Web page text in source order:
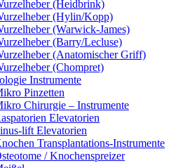
(Heidbrink)
(Hylin/Kopp)
(Warwick-James)
(Barry/Lecluse)
(Anatomischer Griff)
(Chompret)
Instrumente
Pinzetten
Chirurgie – Instrumente
Elevatorien
lift Elevatorien
Transplantations-Instrumente
/ Knochenspreizer